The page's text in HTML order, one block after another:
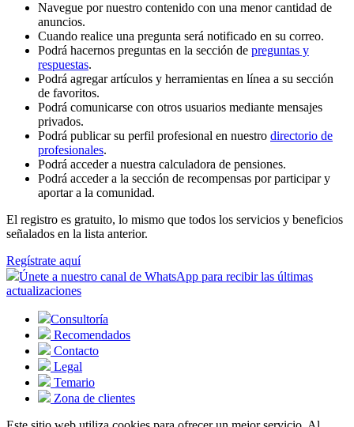
Navegue por nuestro contenido con una menor cantidad de
anuncios.
Cuando realice una pregunta será notificado en su correo.
Podrá hacernos preguntas en la sección de preguntas y
respuestas.
Podrá agregar artículos y herramientas en línea a su sección
de favoritos.
Podrá comunicarse con otros usuarios mediante mensajes
privados.
Podrá publicar su perfil profesional en nuestro directorio de
profesionales.
Podrá acceder a nuestra calculadora de pensiones.
Podrá acceder a la sección de recompensas por participar y
aportar a la comunidad.
El registro es gratuito, lo mismo que todos los servicios y beneficios
señalados en la lista anterior.
Regístrate aquí
Únete a nuestro canal de WhatsApp para recibir las últimas
actualizaciones
Consultoría
Recomendados
Contacto
Legal
Temario
Zona de clientes